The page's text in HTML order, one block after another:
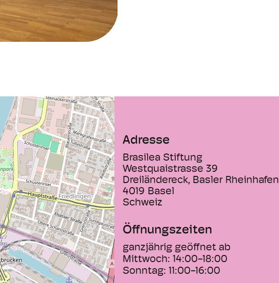
Adresse
Brasilea Stiftung
Westquaistrasse 39
Dreiländereck, Basler Rheinhafen
4019 Basel
Schweiz
Öffnungszeiten
ganzjährig geöffnet ab
Mittwoch: 14:00-18:00
Sonntag: 11:00-16:00